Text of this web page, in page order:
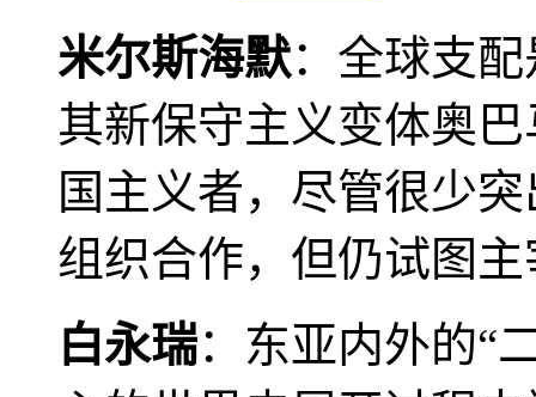
米尔斯海默：全球支
其新保守主义变体奥
国主义者，尽管很少
组织合作，但仍试图
白永瑞：东亚内外的“